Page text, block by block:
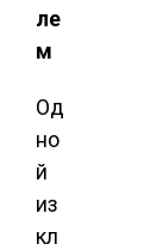
ле
м
Од
но
й
из
кл